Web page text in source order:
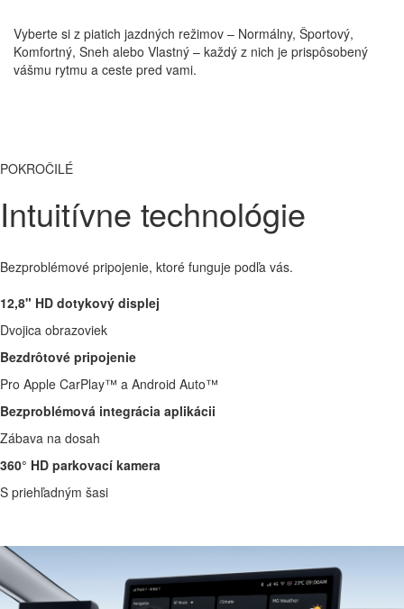
Vyberte si z piatich jazdných režimov – Normálny, Športový,
Komfortný, Sneh alebo Vlastný – každý z nich je prispôsobený
vášmu rytmu a ceste pred vami.
POKROČILÉ
Intuitívne technológie
Bezproblémové pripojenie, ktoré funguje podľa vás.
12,8" HD dotykový displej
Dvojica obrazoviek
Bezdrôtové pripojenie
Pro Apple CarPlay™ a Android Auto™
Bezproblémová integrácia aplikácii
Zábava na dosah
360° HD parkovací kamera
S priehľadným šasi